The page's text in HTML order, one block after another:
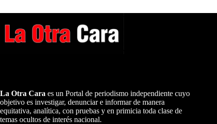
La Otra Cara es un Portal de periodismo independiente cuyo
objetivo es investigar, denunciar e informar de manera
equitativa, analítica, con pruebas y en primicia toda clase de
temas ocultos de interés nacional.